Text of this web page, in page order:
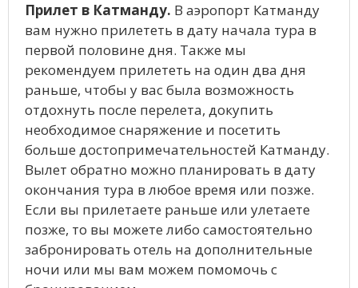
Прилет в Катманду. В аэропорт Катманду
вам нужно прилететь в дату начала тура в
первой половине дня. Также мы
рекомендуем прилететь на один два дня
раньше, чтобы у вас была возможность
отдохнуть после перелета, докупить
необходимое снаряжение и посетить
больше достопримечательностей Катманду.
Вылет обратно можно планировать в дату
окончания тура в любое время или позже.
Если вы прилетаете раньше или улетаете
позже, то вы можете либо самостоятельно
забронировать отель на дополнительные
ночи или мы вам можем помомочь с